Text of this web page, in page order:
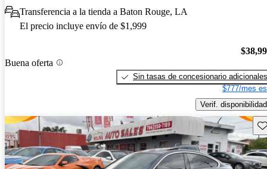
Transferencia a la tienda a Baton Rouge, LA
El precio incluye envío de $1,999
Buena oferta
Sin tasas de concesionario adicionales
$777/mes
Verif. disponibilidad